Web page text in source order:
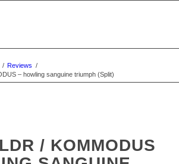
/ Reviews /
– howling sanguine triumph (Split)
/ KOMMODUS